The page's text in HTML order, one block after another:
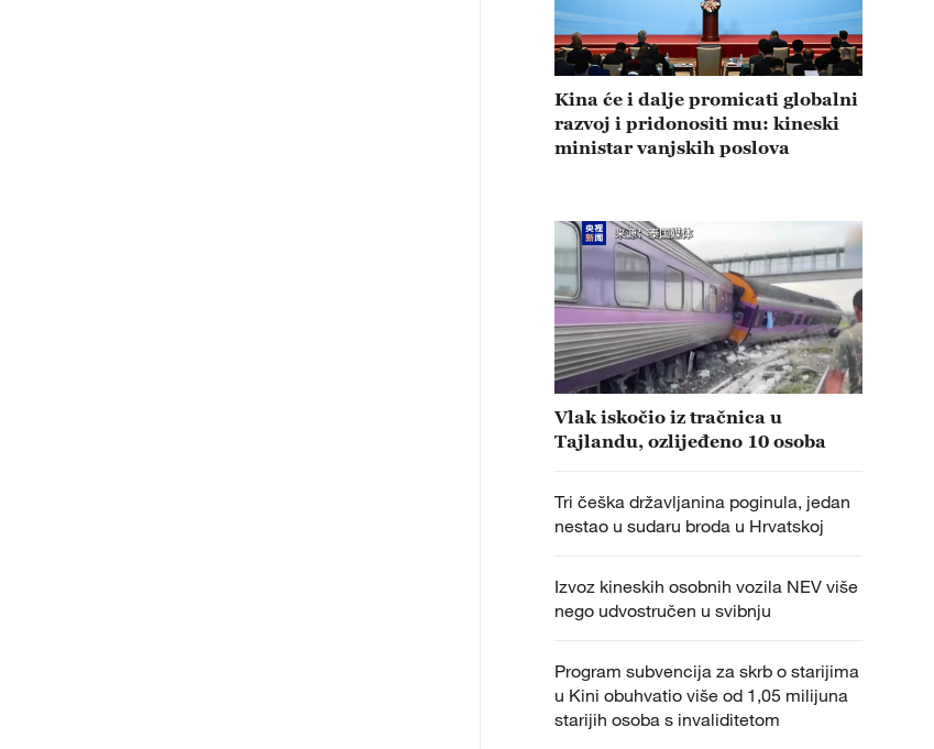
Kina će i dalje promicati globalni
razvoj i pridonositi mu: kineski
ministar vanjskih poslova
Vlak iskočio iz tračnica u
Tajlandu, ozlijeđeno 10 osoba
Tri češka državljanina poginula, jedan
nestao u sudaru broda u Hrvatskoj
Izvoz kineskih osobnih vozila NEV više
nego udvostručen u svibnju
Program subvencija za skrb o starijima
u Kini obuhvatio više od 1,05 milijuna
starijih osoba s invaliditetom